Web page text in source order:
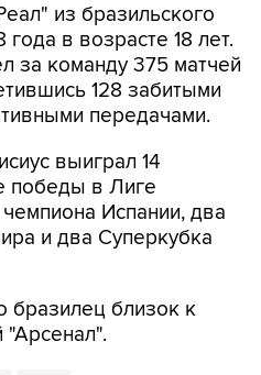
из бразильского
в возрасте 18 лет.
за команду 375 матчей
128 забитыми
передачами.
выиграл 14
победы в Лиге
Испании, два
и два Суперкубка
бразилец близок к
"Арсенал".